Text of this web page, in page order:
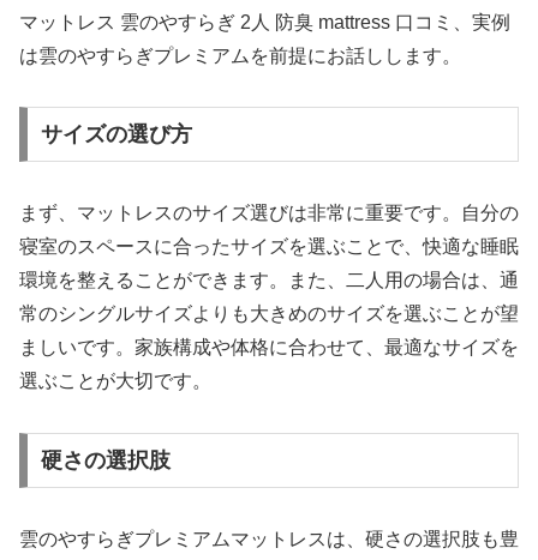
マットレス 雲のやすらぎ 2人 防臭 mattress 口コミ、実例
は雲のやすらぎプレミアムを前提にお話しします。
サイズの選び方
まず、マットレスのサイズ選びは非常に重要です。自分の
寝室のスペースに合ったサイズを選ぶことで、快適な睡眠
環境を整えることができます。また、二人用の場合は、通
常のシングルサイズよりも大きめのサイズを選ぶことが望
ましいです。家族構成や体格に合わせて、最適なサイズを
選ぶことが大切です。
硬さの選択肢
雲のやすらぎプレミアムマットレスは、硬さの選択肢も豊